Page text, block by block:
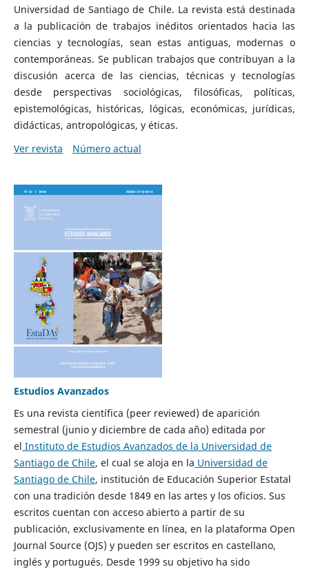
Universidad de Santiago de Chile. La revista está destinada
a la publicación de trabajos inéditos orientados hacia las
ciencias y tecnologías, sean estas antiguas, modernas o
contemporáneas. Se publican trabajos que contribuyan a la
discusión acerca de las ciencias, técnicas y tecnologías
desde perspectivas sociológicas, filosóficas, políticas,
epistemológicas, históricas, lógicas, económicas, jurídicas,
didácticas, antropológicas, y éticas.
Ver revista
Número actual
Estudios Avanzados
Es una revista científica (peer reviewed) de aparición
semestral (junio y diciembre de cada año) editada por
el Instituto de Estudios Avanzados de la Universidad de
Santiago de Chile, el cual se aloja en la Universidad de
Santiago de Chile, institución de Educación Superior Estatal
con una tradición desde 1849 en las artes y los oficios. Sus
escritos cuentan con acceso abierto a partir de su
publicación, exclusivamente en línea, en la plataforma Open
Journal Source (OJS) y pueden ser escritos en castellano,
inglés y portugués. Desde 1999 su objetivo ha sido